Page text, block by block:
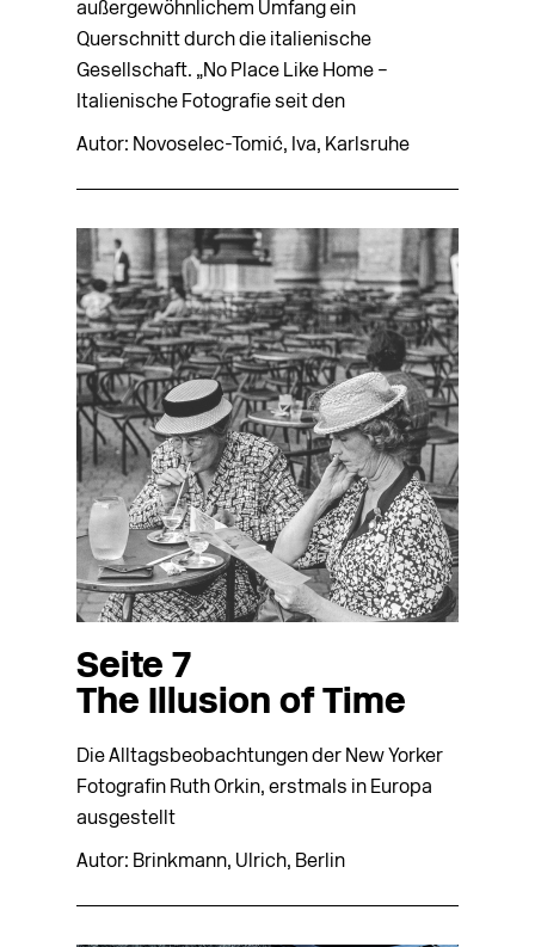
außergewöhnlichem Umfang ein
Querschnitt durch die italienische
Gesellschaft. „No Place Like Home –
Italienische Fotografie seit den
Autor: Novoselec-Tomić, Iva, Karlsruhe
Seite 7
The Illusion of Time
Die Alltagsbeobachtungen der New Yorker
Fotografin Ruth Orkin, erstmals in Europa
ausgestellt
Autor: Brinkmann, Ulrich, Berlin